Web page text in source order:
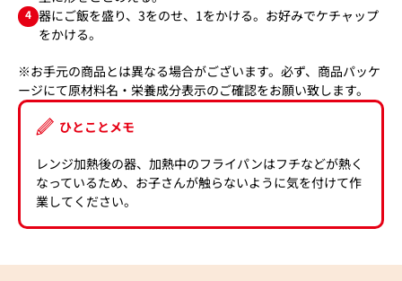
4 器にご飯を盛り、3をのせ、1をかける。お好みでケチャップ
をかける。
※お手元の商品とは異なる場合がございます。必ず、商品パッケ
ージにて原材料名・栄養成分表示のご確認をお願い致します。
ひとことメモ
レンジ加熱後の器、加熱中のフライパンはフチなどが熱く
なっているため、お子さんが触らないように気を付けて作
業してください。